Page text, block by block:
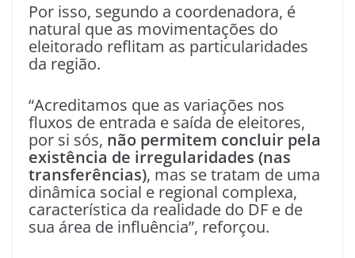
Por isso, segundo a coordenadora, é
natural que as movimentações do
eleitorado reflitam as particularidades
da região.
“Acreditamos que as variações nos
fluxos de entrada e saída de eleitores,
por si sós, não permitem concluir pela
existência de irregularidades (nas
transferências), mas se tratam de uma
dinâmica social e regional complexa,
característica da realidade do DF e de
sua área de influência”, reforçou.